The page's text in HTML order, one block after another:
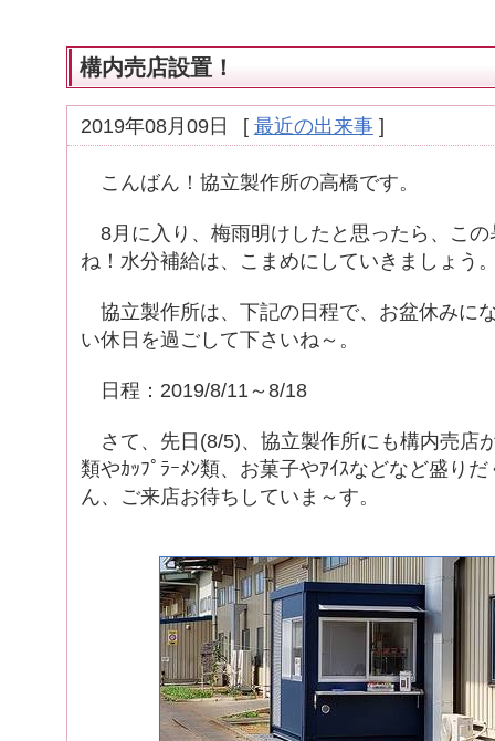
構内売店設置！
2019年08月09日 [ 最近の出来事]
こんばん！協立製作所の高橋です。
8月に入り、梅雨明けしたと思ったら、この
ね！水分補給は、こまめにしていきましょう
協立製作所は、下記の日程で、お盆休みに
い休日を過ごして下さいね～。
日程：2019/8/11～8/18
さて、先日(8/5)、協立製作所にも構内売店
類やｶｯﾌﾟﾗｰﾒﾝ類、お菓子やｱｲｽなどなど盛り
ん、ご来店お待ちしていま～す。